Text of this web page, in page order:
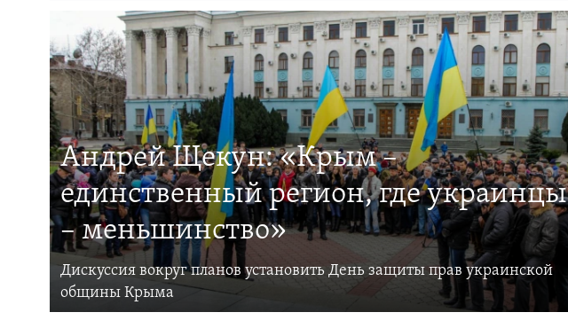
Андрей Щекун: «Крым –
единственный регион, где украинцы
– меньшинство»
Дискуссия вокруг планов установить День защиты прав украинской
общины Крыма